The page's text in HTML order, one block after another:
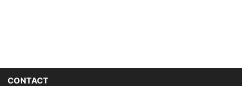
CONTACT